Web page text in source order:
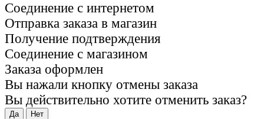
Соединение с интернетом
Отправка заказа в магазин
Получение подтверждения
Соединение с магазином
Заказа оформлен
Вы нажали кнопку отмены заказа
Вы действительно хотите отменить заказ?
Да Нет